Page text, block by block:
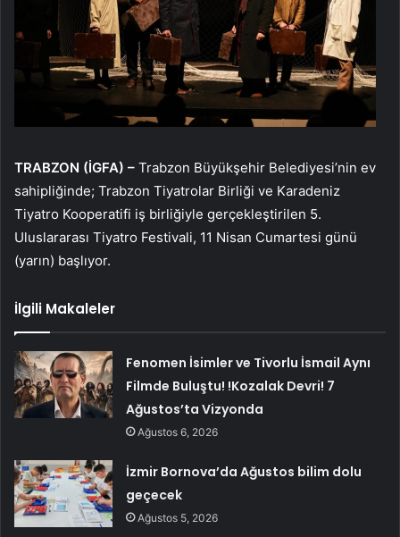
TRABZON (İGFA) – Trabzon Büyükşehir Belediyesi’nin ev
sahipliğinde; Trabzon Tiyatrolar Birliği ve Karadeniz
Tiyatro Kooperatifi iş birliğiyle gerçekleştirilen 5.
Uluslararası Tiyatro Festivali, 11 Nisan Cumartesi günü
(yarın) başlıyor.
İlgili Makaleler
Fenomen İsimler ve Tivorlu İsmail Aynı
Filmde Buluştu! !Kozalak Devri! 7
Ağustos’ta Vizyonda
Ağustos 6, 2026
İzmir Bornova’da Ağustos bilim dolu
geçecek
Ağustos 5, 2026